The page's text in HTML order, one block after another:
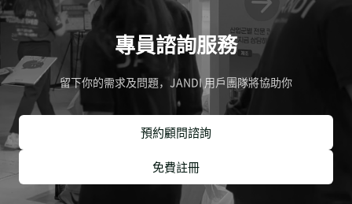
專員諮詢服務
留下你的需求及問題，JANDI 用戶團隊將協助你
預約顧問諮詢
免費註冊